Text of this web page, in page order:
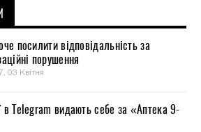
посилити відповідальність за
порушення
03 Квітня
в Telegram видають себе за «Аптека 9-